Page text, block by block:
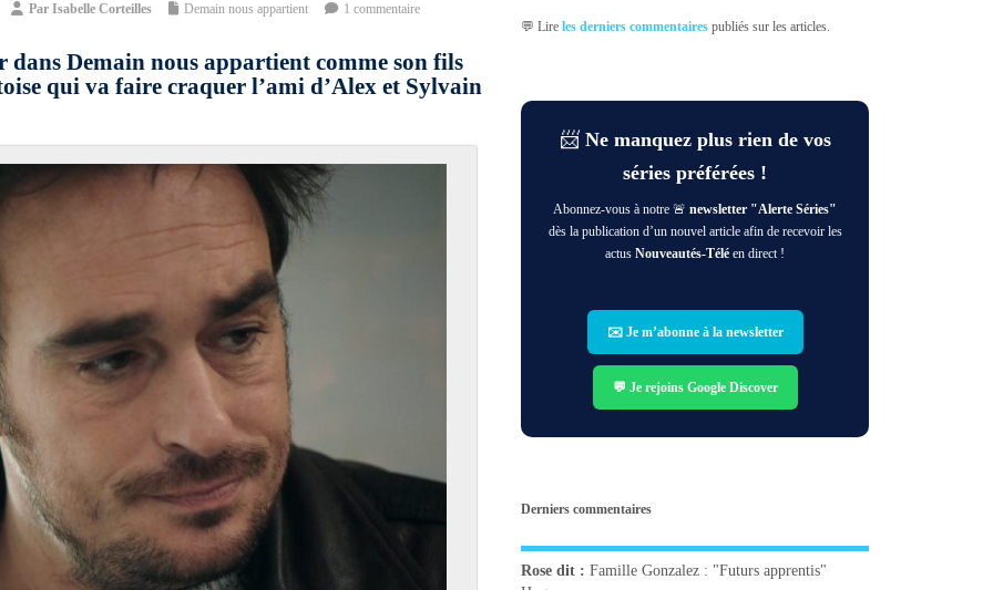
Par Isabelle Corteilles Demain nous appartient 1 commentaire
Demain nous appartient comme son fils
qui va faire craquer l’ami d’Alex et Sylvain
💬 Lireles derniers commentaires publiés sur les articles.
📨 Ne manquez plus rien de vos
séries préférées !
Abonnez-vous à notre 🚨newsletter "Alerte Séries"
dès la publication d’un nouvel article afin de recevoir les
actusNouveautés-Télé en direct !
✉️ Je m’abonne à la newsletter
💬 Je rejoins Google Discover
Derniers commentaires
Rose dit : Famille Gonzalez : "Futurs apprentis"